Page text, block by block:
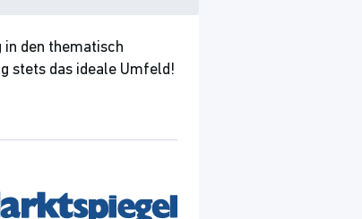
den thematisch
stets das ideale Umfeld!